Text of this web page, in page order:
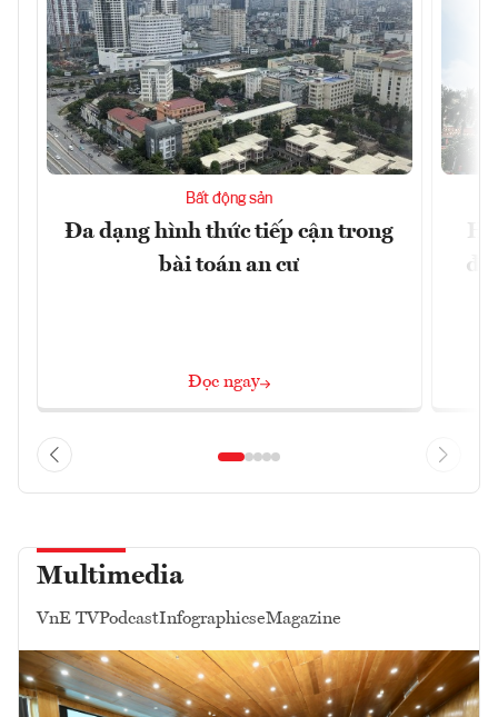
Bất động sản
Đa dạng hình thức tiếp cận trong
bài toán an cư
Đọc ngay
Multimedia
VnE TVPodcastInfographicseMagazine